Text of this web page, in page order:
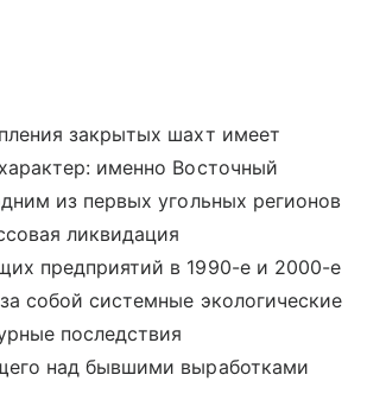
закрытых шахт имеет
именно Восточный
из первых угольных регионов
ликвидация
предприятий в 1990-е и 2000-е
собой системные экологические
последствия
над бывшими выработками